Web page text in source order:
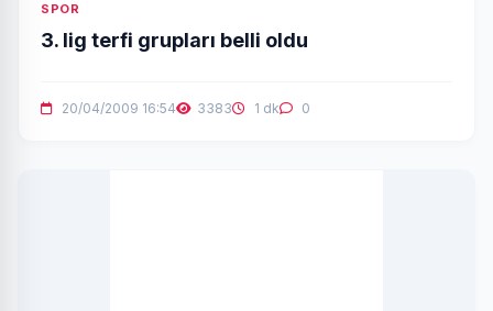
SPOR
3. lig terfi grupları belli oldu
20/04/2009 16:54 3383 1 dk 0